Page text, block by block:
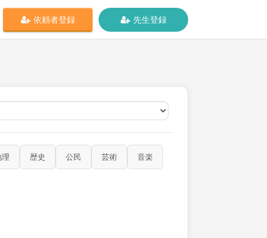
依頼者登録 先生登録
理 歴史 公民 芸術 音楽